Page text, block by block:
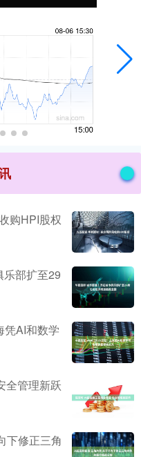
购HPI股权
部扩至29
凭AI和数学
全管理新跃
下修正三角